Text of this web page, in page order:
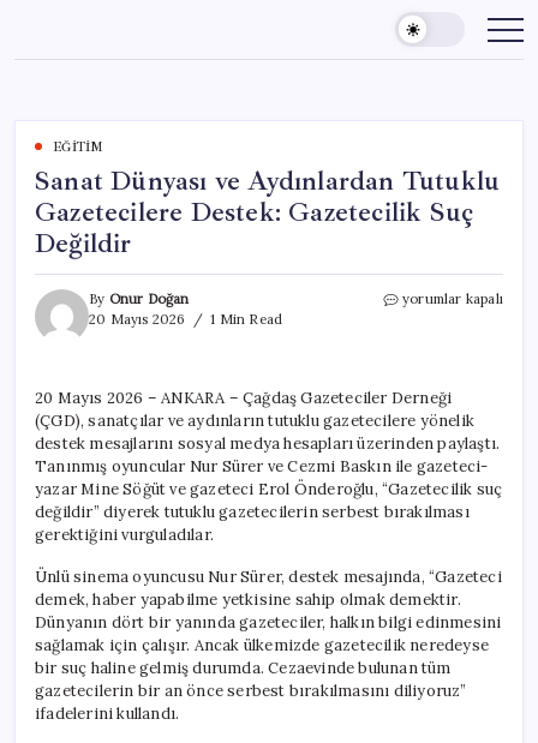
content
EĞITIM
Sanat Dünyası ve Aydınlardan Tutuklu
Gazetecilere Destek: Gazetecilik Suç
Değildir
By Onur Doğan
20 Mayıs 2026
1 Min Read
Sanat
Gazetecilere
Destek:
Gazetecilik
Suç
Değildir
için
yorumlar kapalı
20 Mayıs 2026 – ANKARA – Çağdaş Gazeteciler Derneği
(ÇGD), sanatçılar ve aydınların tutuklu gazetecilere yönelik
destek mesajlarını sosyal medya hesapları üzerinden paylaştı.
Tanınmış oyuncular Nur Sürer ve Cezmi Baskın ile gazeteci-
yazar Mine Söğüt ve gazeteci Erol Önderoğlu, “Gazetecilik suç
değildir” diyerek tutuklu gazetecilerin serbest bırakılması
gerektiğini vurguladılar.
Ünlü sinema oyuncusu Nur Sürer, destek mesajında, “Gazeteci
demek, haber yapabilme yetkisine sahip olmak demektir.
Dünyanın dört bir yanında gazeteciler, halkın bilgi edinmesini
sağlamak için çalışır. Ancak ülkemizde gazetecilik neredeyse
bir suç haline gelmiş durumda. Cezaevinde bulunan tüm
gazetecilerin bir an önce serbest bırakılmasını diliyoruz”
ifadelerini kullandı.